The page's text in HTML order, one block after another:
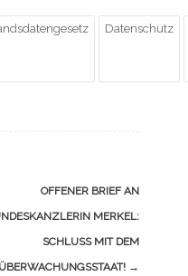
Datenschutz
OFFENER BRIEF AN
MERKEL:
SCHLUSS MIT DEM
ÜBERWACHUNGSSTAAT! →